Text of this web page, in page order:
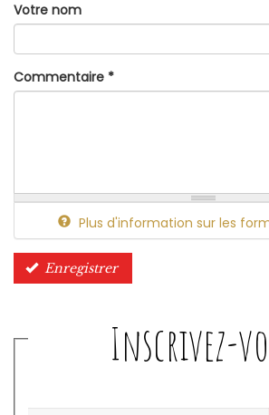
Votre nom
Commentaire *
Plus d'information sur les
Enregistrer
Inscrivez-